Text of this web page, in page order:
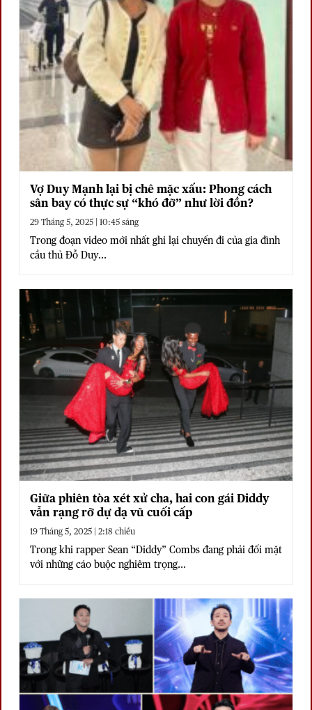
Vợ Duy Mạnh lại bị chê mặc xấu: Phong cách
sân bay có thực sự “khó đỡ” như lời đồn?
29 Tháng 5, 2025 | 10:45 sáng
Trong đoạn video mới nhất ghi lại chuyến đi của gia đình
cầu thủ Đỗ Duy...
Giữa phiên tòa xét xử cha, hai con gái Diddy
vẫn rạng rỡ dự dạ vũ cuối cấp
19 Tháng 5, 2025 | 2:18 chiều
Trong khi rapper Sean “Diddy” Combs đang phải đối mặt
với những cáo buộc nghiêm trọng...